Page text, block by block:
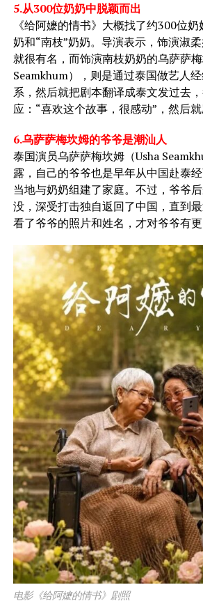
5.从300位奶奶中脱颖而出
《给阿嬷的情书》大概找了约300位
奶和“南枝”奶奶。导演表示，饰演淑
就很有名，而饰演南枝奶奶的乌萨萨
Seamkhum），则是通过泰国做艺人
系，然后就把剧本翻译成泰文发过去
应：“喜欢这个故事，很感动”，然后就
6.乌萨萨梅坎姆的爷爷是潮汕人
泰国演员乌萨萨梅坎姆（Usha
露，自己的爷爷也是早年从中国赴泰
当地与奶奶组建了家庭。不过，爷爷
没，深受打击独自返回了中国，直到
看了爷爷的照片和姓名，才对爷爷有更
电影《给阿嬷的情书》剧照